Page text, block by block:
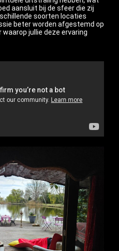
aansluit bij de sfeer die zij
soorten locaties
beter worden afgestemd op
waarop jullie deze ervaring